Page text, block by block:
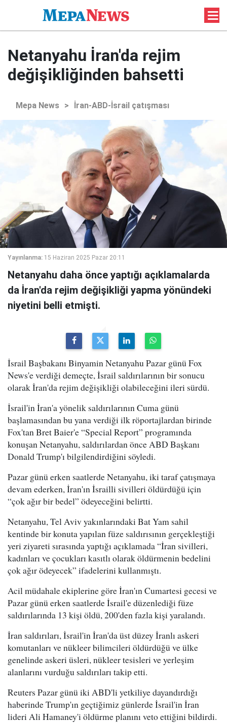
Netanyahu İran'da rejim
değişikliğinden bahsetti
Mepa News > İran-ABD-İsrail çatışması
Yayınlanma: 15 Haziran 2025 Pazar 20:11
Netanyahu daha önce yaptığı açıklamalarda
da İran'da rejim değişikliği yapma yönündeki
niyetini belli etmişti.
İsrail Başbakanı Binyamin Netanyahu Pazar günü Fox
News'e verdiği demeçte, İsrail saldırılarının bir sonucu
olarak İran'da rejim değişikliği olabileceğini ileri sürdü.
İsrail'in İran'a yönelik saldırılarının Cuma günü
başlamasından bu yana verdiği ilk röportajlardan birinde
Fox'tan Bret Baier'e “Special Report” programında
konuşan Netanyahu, saldırılardan önce ABD Başkanı
Donald Trump'ı bilgilendirdiğini söyledi.
Pazar günü erken saatlerde Netanyahu, iki taraf çatışmaya
devam ederken, İran'ın İsrailli sivilleri öldürdüğü için
“çok ağır bir bedel” ödeyeceğini belirtti.
Netanyahu, Tel Aviv yakınlarındaki Bat Yam sahil
kentinde bir konuta yapılan füze saldırısının gerçekleştiği
yeri ziyareti sırasında yaptığı açıklamada “İran sivilleri,
kadınları ve çocukları kasıtlı olarak öldürmenin bedelini
çok ağır ödeyecek” ifadelerini kullanmıştı.
Acil müdahale ekiplerine göre İran'ın Cumartesi gecesi ve
Pazar günü erken saatlerde İsrail'e düzenlediği füze
saldırılarında 13 kişi öldü, 200'den fazla kişi yaralandı.
İran saldırıları, İsrail'in İran'da üst düzey İranlı askeri
komutanları ve nükleer bilimcileri öldürdüğü ve ülke
genelinde askeri üsleri, nükleer tesisleri ve yerleşim
alanlarını vurduğu saldırıları takip etti.
Reuters Pazar günü iki ABD'li yetkiliye dayandırdığı
haberinde Trump'ın geçtiğimiz günlerde İsrail'in İran
lideri Ali Hamaney'i öldürme planını veto ettiğini bildirdi.